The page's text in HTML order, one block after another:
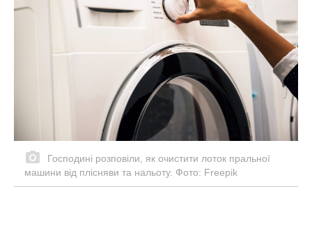
Господині розповіли, як очистити лоток пральної
машини від плісняви та нальоту. Фото: Freepik